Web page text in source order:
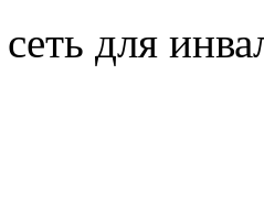
для